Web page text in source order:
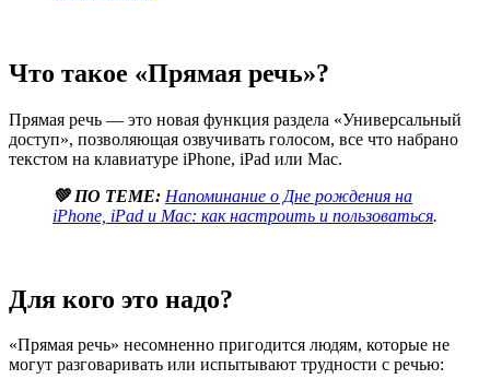
Что такое «Прямая речь»?
Прямая речь — это новая функция раздела «Универсальный
доступ», позволяющая озвучивать голосом, все что набрано
текстом на клавиатуре iPhone, iPad или Mac.
💚 ПО ТЕМЕ: Напоминание о Дне рождения на
iPhone, iPad и Mac: как настроить и пользоваться.
Для кого это надо?
«Прямая речь» несомненно пригодится людям, которые не
могут разговаривать или испытывают трудности с речью: